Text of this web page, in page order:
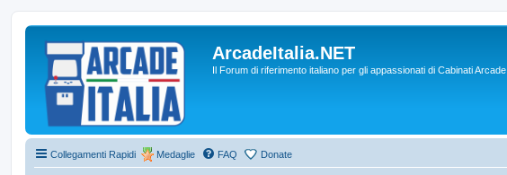
ArcadeItalia.NET
Il Forum di riferimento italiano per gli appassionati di Cabinati Arcade
Collegamenti Rapidi Medaglie FAQ Donate